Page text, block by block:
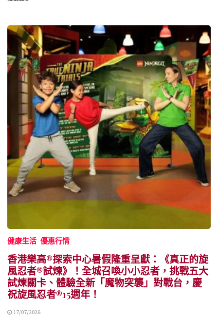
健康生活 優惠行情
香港樂高®探索中心暑假隆重呈獻：《真正的旋
風忍者®試煉》！全城召喚小小忍者，挑戰五大
試煉關卡、體驗全新「魔物突襲」對戰台，慶
祝旋風忍者®15週年！
17/07/2026